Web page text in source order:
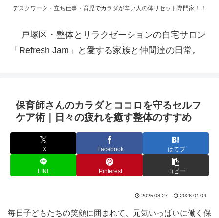
デスクワーク・立ち仕事・育児でカラダが辛い人の体リセット専門家！！
戸塚区・整体とリラクゼーションの自宅サロン
「Refresh Jam」と愛する家族と仲間達の日常。
保育師さんのカラダとココロを守るセルフ
ケア術｜日々の疲れを癒す整体のすすめ
X Facebook はてブ
LINE Pinterest コピー
2025.08.27 2026.04.04
毎日子どもたちの笑顔に囲まれて、元気いっぱいに働く保